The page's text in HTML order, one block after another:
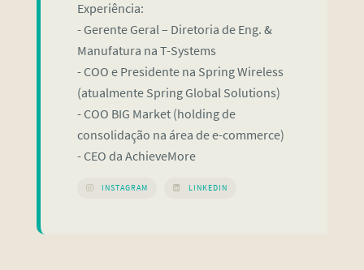
Experiência:
- Gerente Geral – Diretoria de Eng. &
Manufatura na T-Systems
- COO e Presidente na Spring Wireless
(atualmente Spring Global Solutions)
- COO BIG Market (holding de
consolidação na área de e-commerce)
- CEO da AchieveMore
INSTAGRAM LINKEDIN